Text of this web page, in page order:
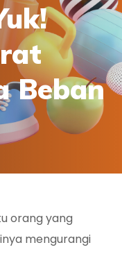
Beban
orang yang
mengurangi